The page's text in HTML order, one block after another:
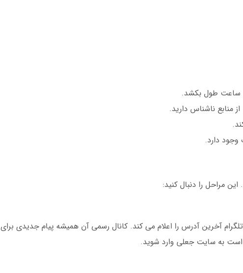
منابع ناشناس دارید.
دارد.
مراحل را دنبال کنید:
آخرین آدرس را اعلام می کند. کانال رسمی آن همیشه پیام جدیدی برای
است به سایت جعلی وارد شوید.